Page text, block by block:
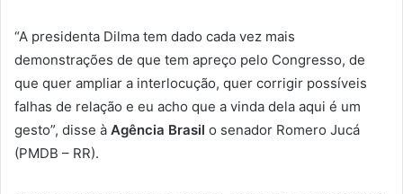
“A presidenta Dilma tem dado cada vez mais
demonstrações de que tem apreço pelo Congresso, de
que quer ampliar a interlocução, quer corrigir possíveis
falhas de relação e eu acho que a vinda dela aqui é um
gesto”, disse à Agência Brasil o senador Romero Jucá
(PMDB – RR).